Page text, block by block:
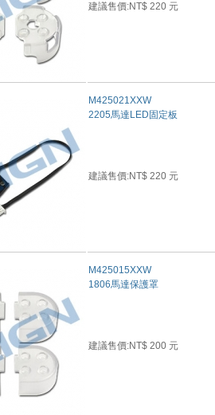
建議售價:NT$ 220 元
M425021XXW
2205馬達LED固定板
建議售價:NT$ 220 元
M425015XXW
1806馬達保護罩
建議售價:NT$ 200 元